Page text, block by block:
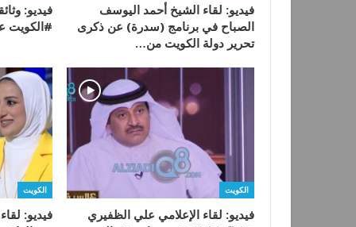
فيديو: لقاء الشيخ أحمد اليوسف
الصباح في برنامج (سدرة) عن ذكرى
تحرير دولة الكويت من…
فيديو:
#الكويت
الكويت
فيديو: لقاء الإعلامي علي الظفيري
الكويت
فيديو: